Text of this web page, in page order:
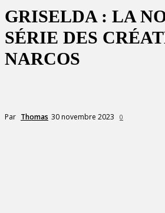
GRISELDA : LA
SÉRIE DES
NARCOS
Par Thomas 30 novembre 2023 0